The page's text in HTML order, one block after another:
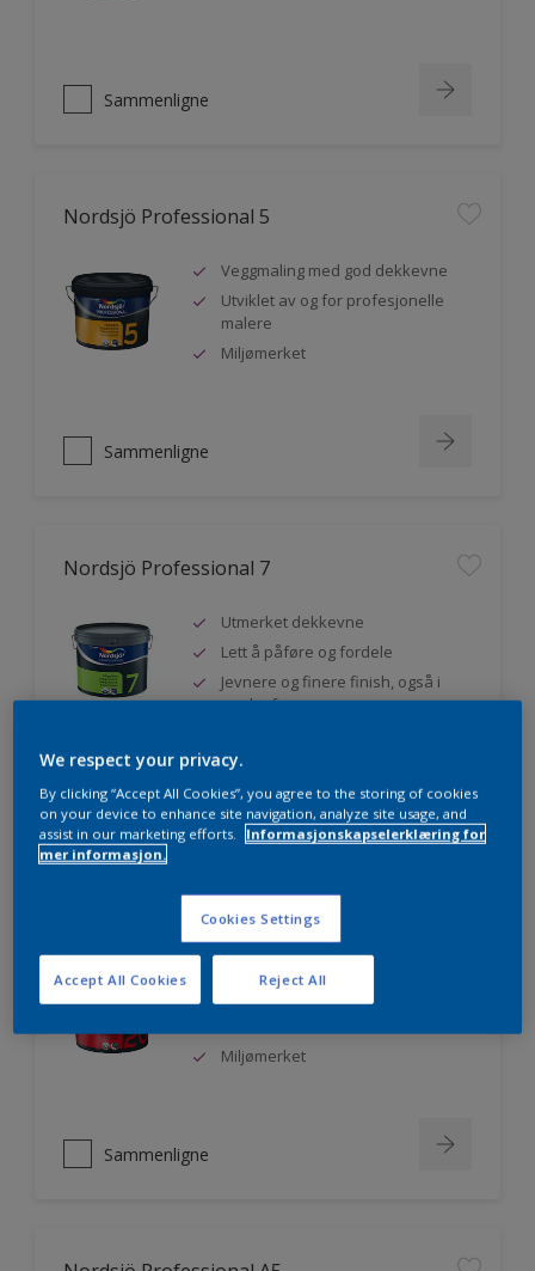
Sammenligne
Nordsjö Professional 5
Veggmaling med god dekkevne
Utviklet av og for profesjonelle
malere
Miljømerket
Sammenligne
Nordsjö Professional 7
Utmerket dekkevne
Lett å påføre og fordele
Jevnere og finere finish, også i
mørke farger
Sammenligne
Nordsjö Professional 20
Veggmaling med god dekkevne
Utviklet av og for profesjonelle
Miljømerket
Sammenligne
We respect your privacy.
By clicking “Accept All Cookies”, you agree to the storing of cookies
on your device to enhance site navigation, analyze site usage, and
assist in our marketing efforts.
Informasjonskapselerklæring for
mer informasjon.
Cookies Settings
Reject All
Accept All Cookies